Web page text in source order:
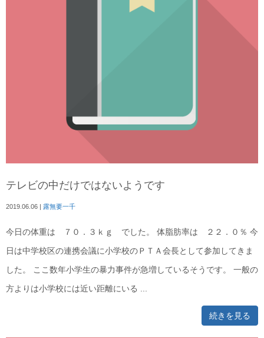
テレビの中だけではないようです
2019.06.06 | 露無要一千
今日の体重は ７０．３ｋｇ でした。 体脂肪率は ２２．０％ 今
日は中学校区の連携会議に小学校のＰＴＡ会長として参加してきま
した。 ここ数年小学生の暴力事件が急増しているそうです。 一般の
方よりは小学校には近い距離にいる ...
続きを見る